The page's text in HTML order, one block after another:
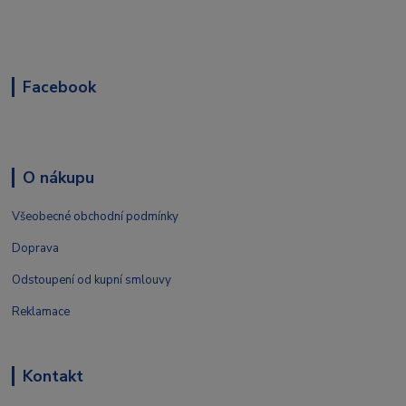
Facebook
O nákupu
Všeobecné obchodní podmínky
Doprava
Odstoupení od kupní smlouvy
Reklamace
Kontakt